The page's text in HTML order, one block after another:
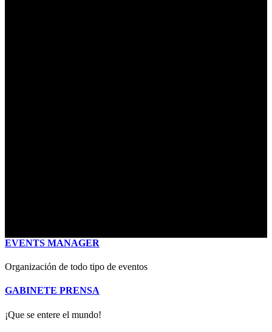
EVENTS MANAGER
Organización de todo tipo de eventos
GABINETE PRENSA
¡Que se entere el mundo!